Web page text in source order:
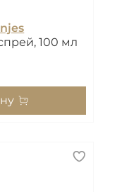
100 мл